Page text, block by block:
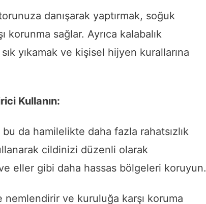
danışarak yaptırmak, soğuk
korunma sağlar. Ayrıca kalabalık
yıkamak ve kişisel hijyen kurallarına
Kullanın:
da hamilelikte daha fazla rahatsızlık
cildinizi düzenli olarak
eller gibi daha hassas bölgeleri koruyun.
ve kuruluğa karşı koruma